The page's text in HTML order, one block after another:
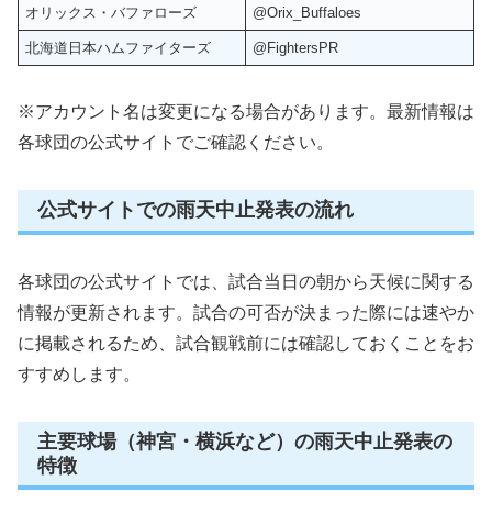
オリックス・バファローズ @Orix_Buffaloes
北海道日本ハムファイターズ @FightersPR
※アカウント名は変更になる場合があります。最新情報は
各球団の公式サイトでご確認ください。
公式サイトでの雨天中止発表の流れ
各球団の公式サイトでは、試合当日の朝から天候に関する
情報が更新されます。試合の可否が決まった際には速やか
に掲載されるため、試合観戦前には確認しておくことをお
すすめします。
主要球場（神宮・横浜など）の雨天中止発表の
特徴